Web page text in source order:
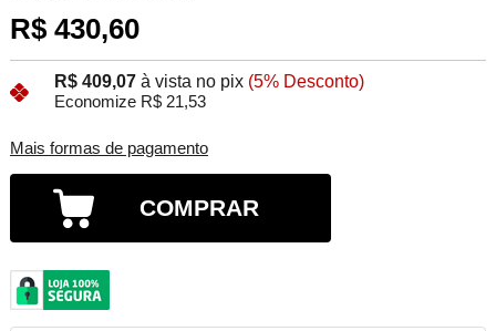
R$ 430,60
R$ 409,07 à vista no pix (5% Desconto)
Economize R$ 21,53
Mais formas de pagamento
COMPRAR